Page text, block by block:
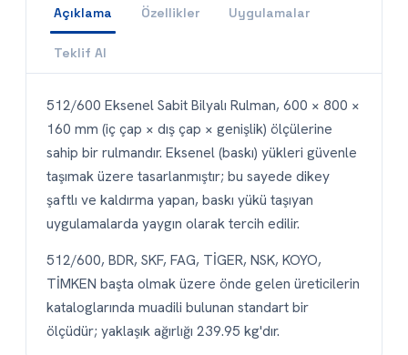
Açıklama Özellikler Uygulamalar
Teklif Al
512/600 Eksenel Sabit Bilyalı Rulman, 600 × 800 ×
160 mm (iç çap × dış çap × genişlik) ölçülerine
sahip bir rulmandır. Eksenel (baskı) yükleri güvenle
taşımak üzere tasarlanmıştır; bu sayede dikey
şaftlı ve kaldırma yapan, baskı yükü taşıyan
uygulamalarda yaygın olarak tercih edilir.
512/600, BDR, SKF, FAG, TİGER, NSK, KOYO,
TİMKEN başta olmak üzere önde gelen üreticilerin
kataloglarında muadili bulunan standart bir
ölçüdür; yaklaşık ağırlığı 239.95 kg'dır.